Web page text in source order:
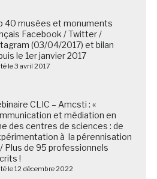
40 musées et monuments
Facebook / Twitter /
(03/04/2017) et bilan
le 1er janvier 2017
le 3 avril 2017
CLIC – Amcsti : «
et médiation en
des centres de sciences : de
à la pérennisation
/ Plus de 95 professionnels
!
le 12 décembre 2022